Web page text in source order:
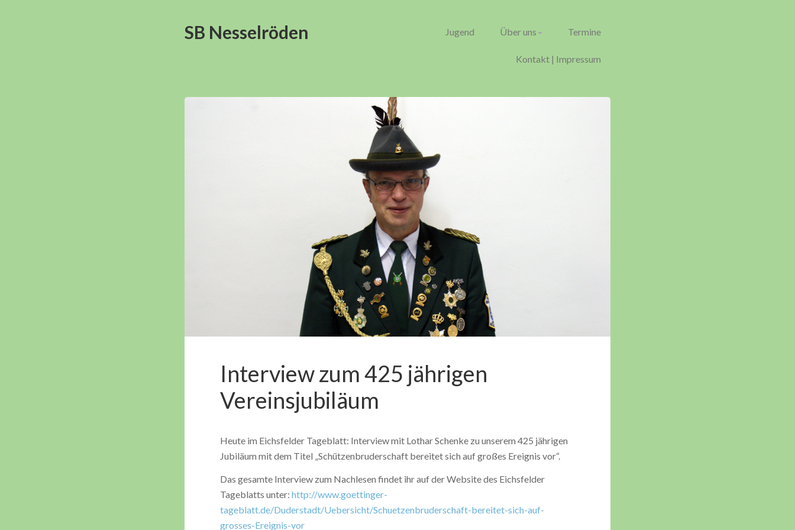
SB Nesselröden Jugend Über uns Termine
Kontakt | Impressum
Interview zum 425 jährigen
Vereinsjubiläum
Heute im Eichsfelder Tageblatt: Interview mit Lothar Schenke zu unserem 425 jährigen
Jubiläum mit dem Titel „Schützenbruderschaft bereitet sich auf großes Ereignis vor“.
Das gesamte Interview zum Nachlesen findet ihr auf der Website des Eichsfelder
Tageblatts unter: http://www.goettinger-
tageblatt.de/Duderstadt/Uebersicht/Schuetzenbruderschaft-bereitet-sich-auf-
grosses-Ereignis-vor